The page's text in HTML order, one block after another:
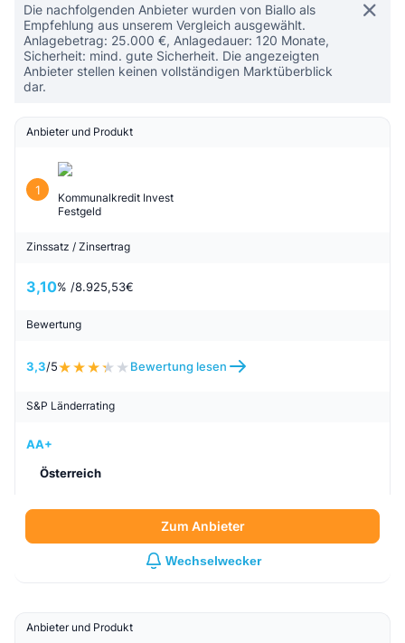
Die nachfolgenden Anbieter wurden von Biallo als
Empfehlung aus unserem Vergleich ausgewählt.
Anlagebetrag: 25.000 €, Anlagedauer: 120 Monate,
Sicherheit: mind. gute Sicherheit. Die angezeigten
Anbieter stellen keinen vollständigen Marktüberblick
dar.
Anbieter und Produkt
1
Kommunalkredit Invest
Festgeld
Zinssatz / Zinsertrag
3,10% /8.925,53€
Bewertung
3,3/5 Bewertung lesen
S&P Länderrating
AA+
Österreich
Zum Anbieter
Wechselwecker
Anbieter und Produkt